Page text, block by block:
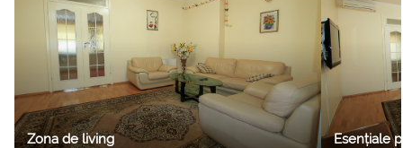
Zona de living Esențiale